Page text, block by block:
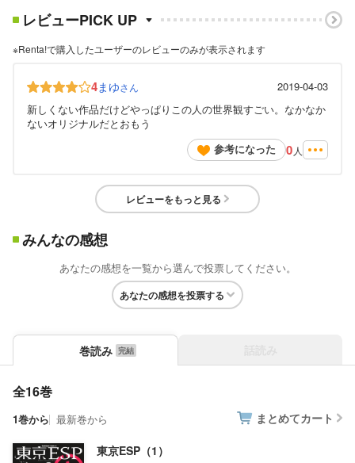
レビューPICK UP
※Renta!で購入したユーザーのレビューのみが表示されます
4まゆさん
2019-04-03
新しくない作品だけどやっぱりこの人の世界観すごい。なかなか
ないオリジナルだとおもう
参考になった
0 人
レビューをもっと見る
みんなの感想
あなたの感想を一覧から選んで投票してください。
あなたの感想を投票する
巻読み
全16巻
1巻から 最新巻から まとめてカート
東京ESP（1）